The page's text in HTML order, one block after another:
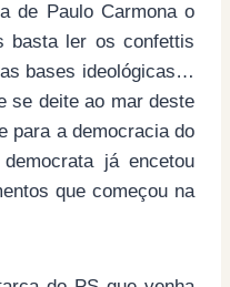
Carmona o
ler os confettis
bases ideológicas…
se deite ao mar deste
para a democracia do
já encetou
que começou na